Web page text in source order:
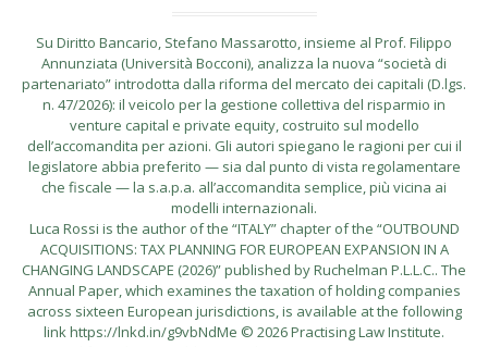
Su Diritto Bancario, Stefano Massarotto, insieme al Prof. Filippo
Annunziata (Università Bocconi), analizza la nuova “società di
partenariato” introdotta dalla riforma del mercato dei capitali (D.lgs.
n. 47/2026): il veicolo per la gestione collettiva del risparmio in
venture capital e private equity, costruito sul modello
dell’accomandita per azioni. Gli autori spiegano le ragioni per cui il
legislatore abbia preferito — sia dal punto di vista regolamentare
che fiscale — la s.a.p.a. all’accomandita semplice, più vicina ai
modelli internazionali.
Luca Rossi is the author of the “ITALY” chapter of the “OUTBOUND
ACQUISITIONS: TAX PLANNING FOR EUROPEAN EXPANSION IN A
CHANGING LANDSCAPE (2026)” published by Ruchelman P.L.L.C.. The
Annual Paper, which examines the taxation of holding companies
across sixteen European jurisdictions, is available at the following
link https://lnkd.in/g9vbNdMe © 2026 Practising Law Institute.